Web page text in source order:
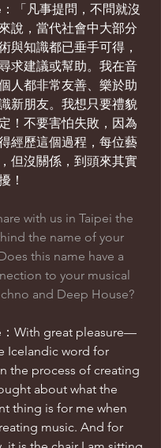
「凡事提問，不問就沒
說，當代社會中大部分
與知識都已垂手可得，
求建議或幫助。我在音
人都非常友善、樂於助
新朋友。我想只要禮貌
！不要害怕失敗，因為
經歷這個過程，每位藝
但沒關係，到頭來其實
！
with us in Taipei the
the name of your
this name have a
to your musical
and Deep House?
With great pleasure—
Icelandic word for
the process of creating
about what the
thing is for me when
music. And for